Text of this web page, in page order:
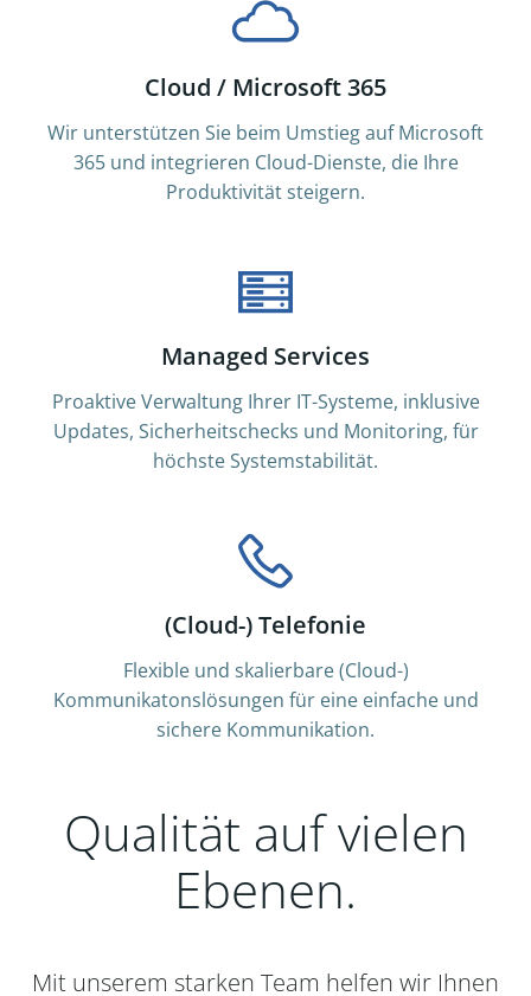
Cloud / Microsoft 365
Wir unterstützen Sie beim Umstieg auf Microsoft
365 und integrieren Cloud-Dienste, die Ihre
Produktivität steigern.
Managed Services
Proaktive Verwaltung Ihrer IT-Systeme, inklusive
Updates, Sicherheitschecks und Monitoring, für
höchste Systemstabilität.
(Cloud-) Telefonie
Flexible und skalierbare (Cloud-)
Kommunikatonslösungen für eine einfache und
sichere Kommunikation.
Qualität auf vielen
Ebenen.
Mit unserem starken Team helfen wir Ihnen